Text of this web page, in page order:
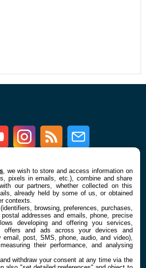
Youtube InstagramRSS Newsletter
À PROPOS
La rédaction
Contact
, we wish to store and access information on
pixels in emails, etc.), combine and share
our partners, whether collected on this
already held by some of us, or obtained
contexts.
browsing, preferences, purchases,
addresses and emails, phone, precise
developing and offering you services,
offers and ads across your devices and
email, post, SMS, phone, audio, and video),
their performance, and analysing
withdraw your consent at any time via the